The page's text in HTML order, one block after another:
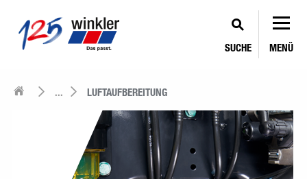
SUCHE MENÜ
... LUFTAUFBEREITUNG